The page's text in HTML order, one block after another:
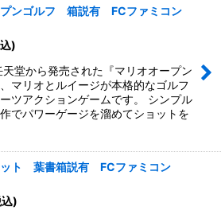
プンゴルフ 箱説有 FCファミコン
)
堂から発売された『マリオオープン
マリオとルイージが本格的なゴルフ
ツアクションゲームです。 シンプル
でパワーゲージを溜めてショットを
ット 葉書箱説有 FCファミコン
)